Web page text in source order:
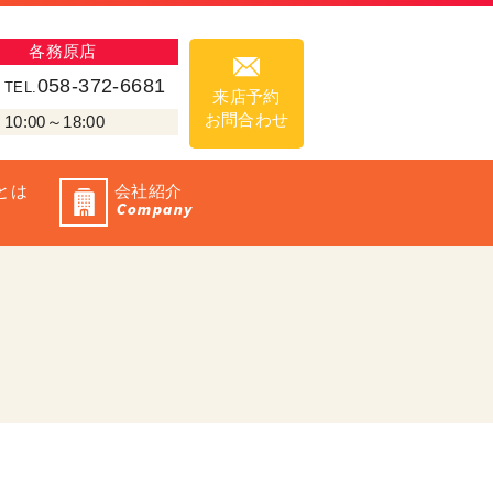
各務原店
TEL.058-372-6681
～18:00
来店予約
お問合わせ
は
会社紹介
Company